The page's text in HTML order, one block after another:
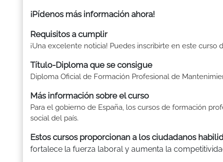
¡Pídenos más información ahora!
Requisitos a cumplir
¡Una excelente noticia! Puedes inscribirte en este
Título-Diploma que se consigue
Diploma Oficial de Formación Profesional de
Más información sobre el curso
Para el gobierno de España, los cursos de formación
social del país.
Estos cursos proporcionan a los ciudadanos
fortalece la fuerza laboral y aumenta la